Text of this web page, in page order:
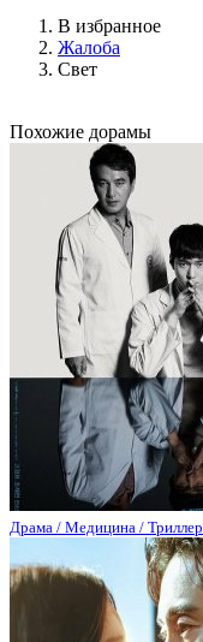
В избранное
Жалоба
Свет
Похожие дорамы
Драма / Медицина / Триллер